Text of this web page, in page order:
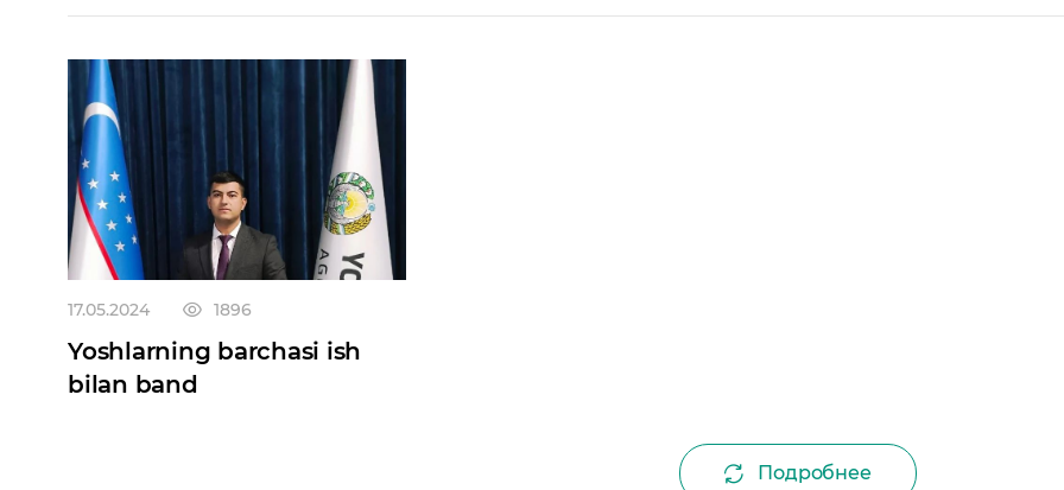
17.05.2024 1896
Yoshlarning barchasi ish
bilan band
Подробнее